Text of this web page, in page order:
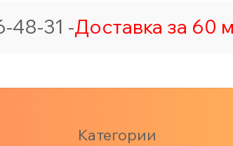
48-31 -Доставка за 60
Категории